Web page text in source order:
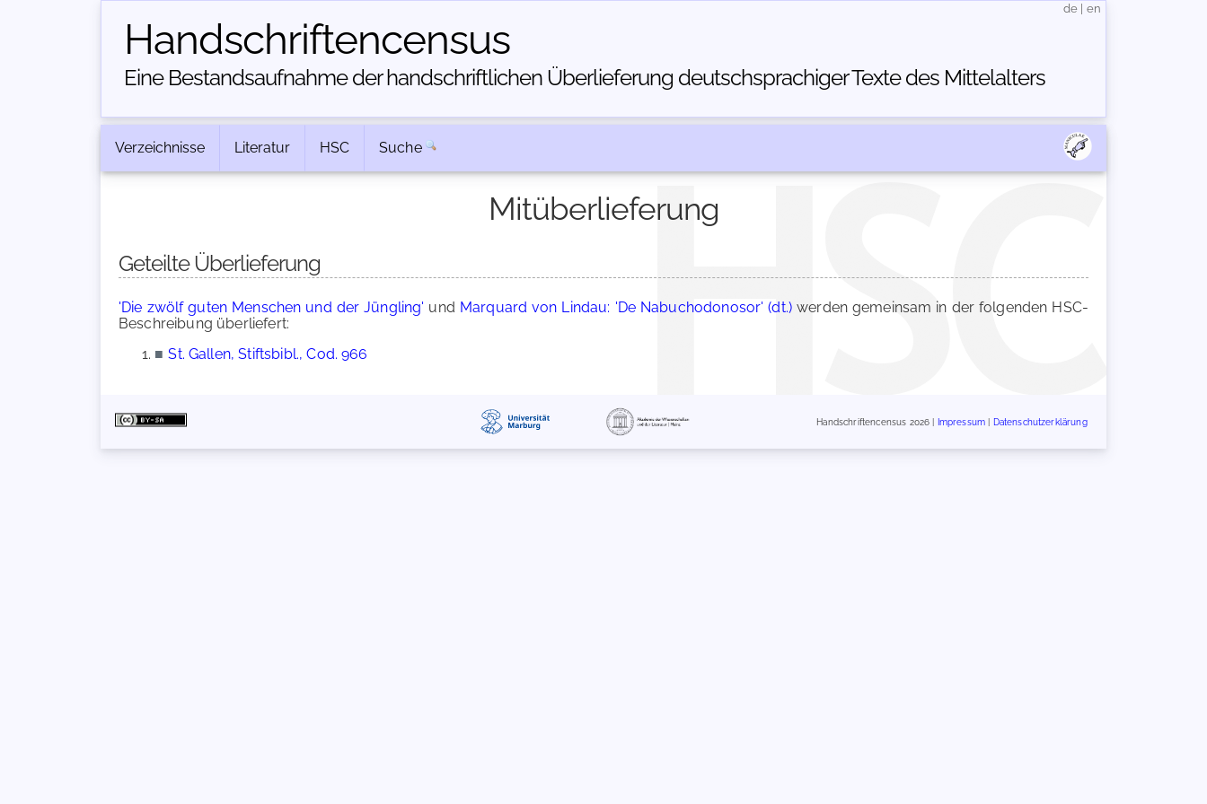
Handschriften­census
Eine Bestandsaufnahme der handschriftlichen Über­lieferung deutschsprachiger Texte des Mittelalters
de en
Verzeichnisse Literatur HSC Suche
Mitüberlieferung
Geteilte Überlieferung
'Die zwölf guten Menschen und der Jüngling' und Marquard von Lindau: 'De Nabuchodonosor' (dt.) werden gemeinsam in der folgenden HSC-
Beschreibung überliefert:
■ St. Gallen, Stiftsbibl., Cod. 966
Handschriftencensus 2026 | Impressum Datenschutzerklärung